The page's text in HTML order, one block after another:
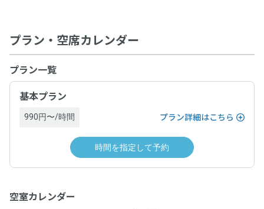
プラン・空席カレンダー
プラン一覧
基本プラン
990円〜/時間 プラン詳細はこちら
時間を指定して予約
空室カレンダー